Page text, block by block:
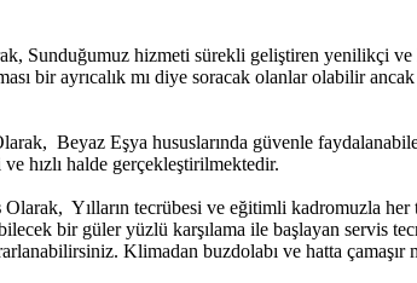
Sunduğumuz hizmeti sürekli geliştiren yenilikçi
bir ayrıcalık mı diye soracak olanlar olabilir
Beyaz Eşya hususlarında güvenle
hızlı halde gerçekleştirilmektedir.
Olarak, Yılların tecrübesi ve eğitimli kadromuzla her
bir güler yüzlü karşılama ile başlayan servis
Klimadan buzdolabı ve hatta